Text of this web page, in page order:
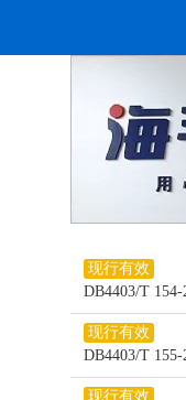
现行有效
DB4403/T
现行有效
DB4403/T
现行有效